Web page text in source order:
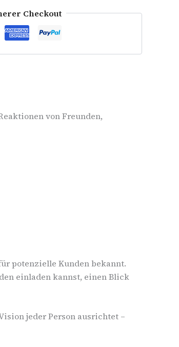
Checkout
von Freunden,
potenzielle Kunden bekannt.
einladen kannst, einen Blick
jeder Person ausrichtet –